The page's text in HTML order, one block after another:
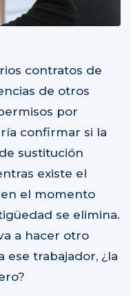
contratos de
de otros
por
confirmar si la
sustitución
existe el
el momento
se elimina.
a hacer otro
trabajador, ¿la